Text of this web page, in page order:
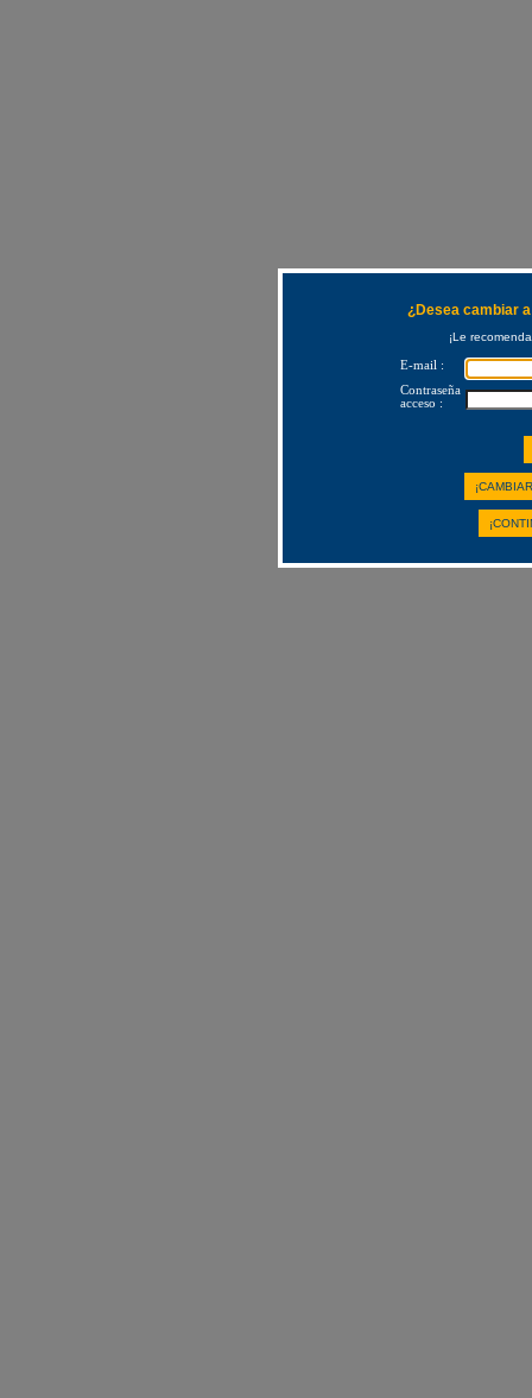
¿Desea cambiar
¡Le
E-mail :
Contraseña
acceso :